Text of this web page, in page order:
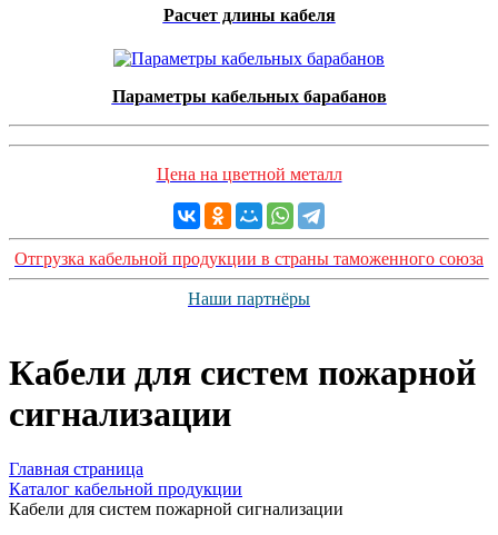
Расчет длины кабеля
Параметры кабельных барабанов
Цена на цветной металл
Отгрузка кабельной продукции в страны таможенного союза
Наши партнёры
Кабели для систем пожарной
сигнализации
Главная страница
Каталог кабельной продукции
Кабели для систем пожарной сигнализации